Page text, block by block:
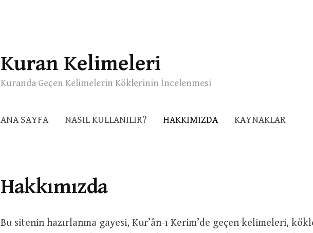
Skip
to
content
Kuran Kelimeleri
Kuranda Geçen Kelimelerin Köklerinin İncelenmesi
ANA SAYFA NASIL KULLANILIR? HAKKIMIZDA KAYNAKLAR
Hakkımızda
Bu sitenin hazırlanma gayesi, Kur’ân-ı Kerim’de geçen kelimeleri,